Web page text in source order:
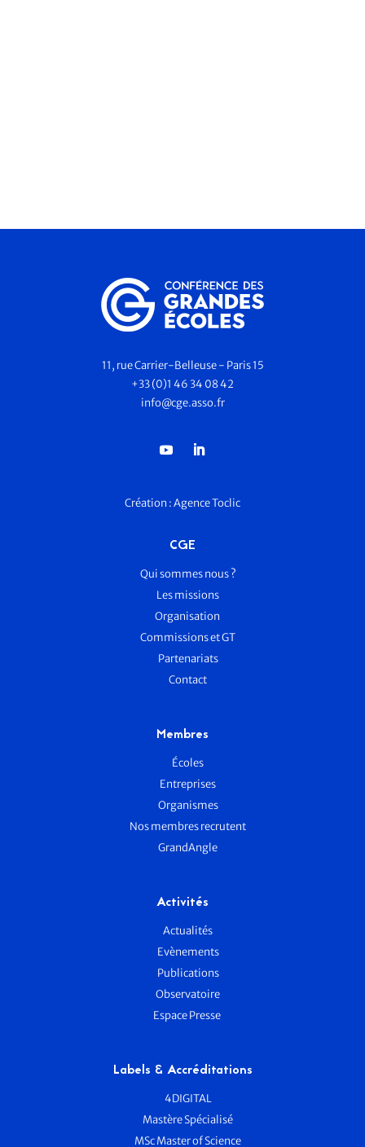
11, rue Carrier-Belleuse - Paris 15
+33 (0)1 46 34 08 42
info@cge.asso.fr
Création :Agence Toclic
CGE
Qui sommes nous ?
Les missions
Organisation
Commissions et GT
Partenariats
Contact
Membres
Écoles
Entreprises
Organismes
Nos membres recrutent
GrandAngle
Activités
Actualités
Evènements
Publications
Observatoire
Espace Presse
Labels & Accréditations
4DIGITAL
Mastère Spécialisé
MSc Master of Science